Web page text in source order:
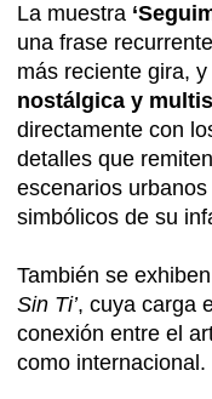
La muestra
una frase
más reciente gira,
nostálgica y
directamente con
detalles que
escenarios
simbólicos de su
También se
Sin Ti’, cuya carga
conexión entre el
como internacional.